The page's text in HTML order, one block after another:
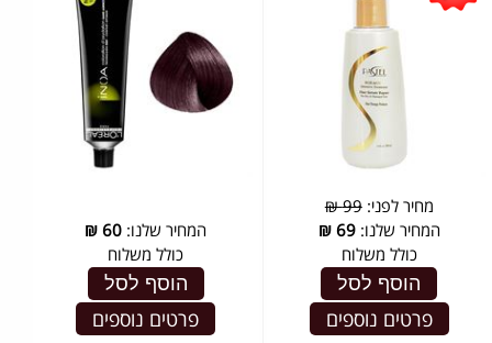
מחיר לפני:99 ₪
המחיר שלנו:69
₪
כולל משלוח
הוסף לסל
פרטים נוספים
המחיר שלנו: 60
₪
כולל משלוח
הוסף לסל
פרטים נוספים